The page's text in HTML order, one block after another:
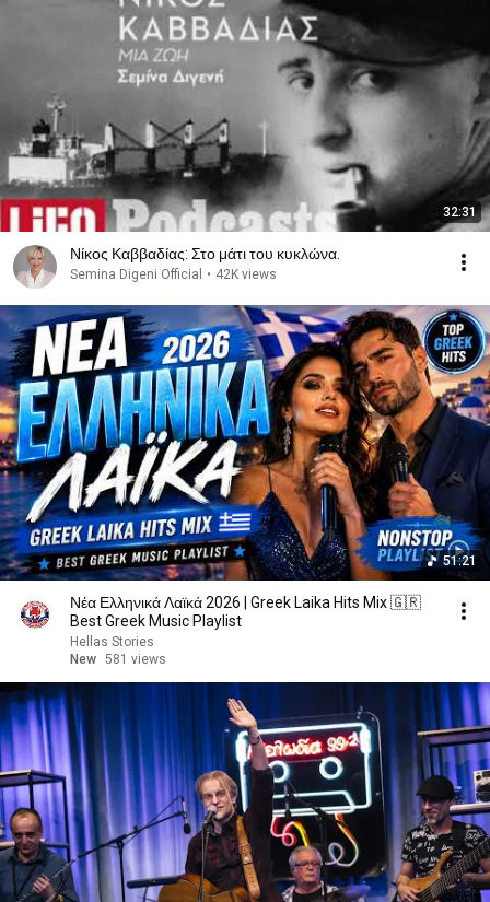
32:31
Νίκος Καββαδίας: Στο μάτι του κυκλώνα.
Semina Digeni Official • 42K views
51:21
Νέα Ελληνικά Λαϊκά 2026 | Greek Laika Hits Mix 🇬🇷
Best Greek Music Playlist
Hellas Stories
New 581 views